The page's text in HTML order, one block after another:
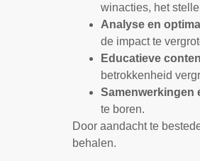
winacties, het
Analyse en
de impact te
Educatieve
betrokkenheid
Samenwerkingen
te boren.
Door aandacht te
behalen.